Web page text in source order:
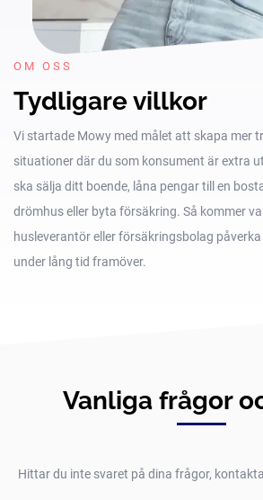
OM OSS
Tydligare villkor
Vi startade Mowy med målet att skapa mer
situationer där du som konsument är extra
ska sälja ditt boende, låna pengar till en
drömhus eller byta försäkring. Så kommer
husleverantör eller försäkringsbolag
under lång tid framöver.
Vanliga frågor
Hittar du inte svaret på dina frågor,